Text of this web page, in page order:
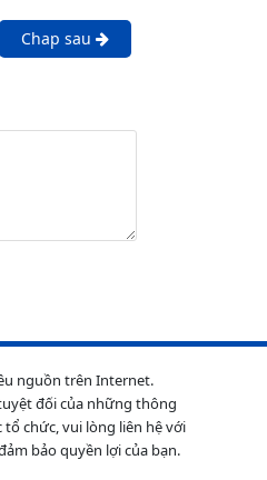
Chap sau
nguồn trên Internet.
đối của những thông
chức, vui lòng liên hệ với
bảo quyền lợi của bạn.